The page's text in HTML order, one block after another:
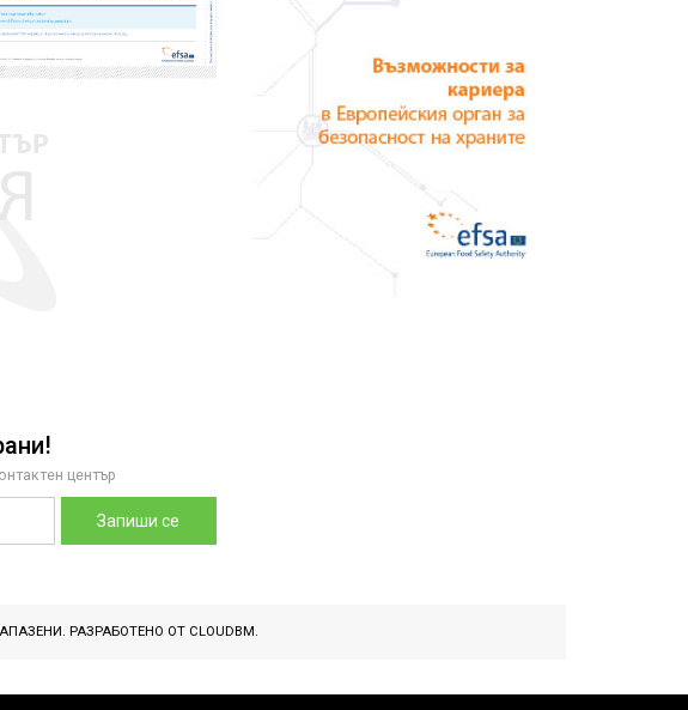
център
Запиши се
РАЗРАБОТЕНО ОТ CLOUDBM.